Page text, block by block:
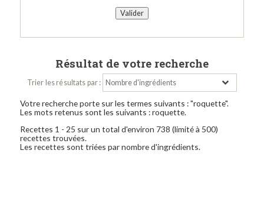
Résultat de votre recherche
Trier les résultats par :
Votre recherche porte sur les termes suivants : "roquette".
Les mots retenus sont les suivants : roquette.
Recettes 1 - 25 sur un total d'environ 738 (limité à 500)
recettes trouvées.
Les recettes sont triées par nombre d'ingrédients.